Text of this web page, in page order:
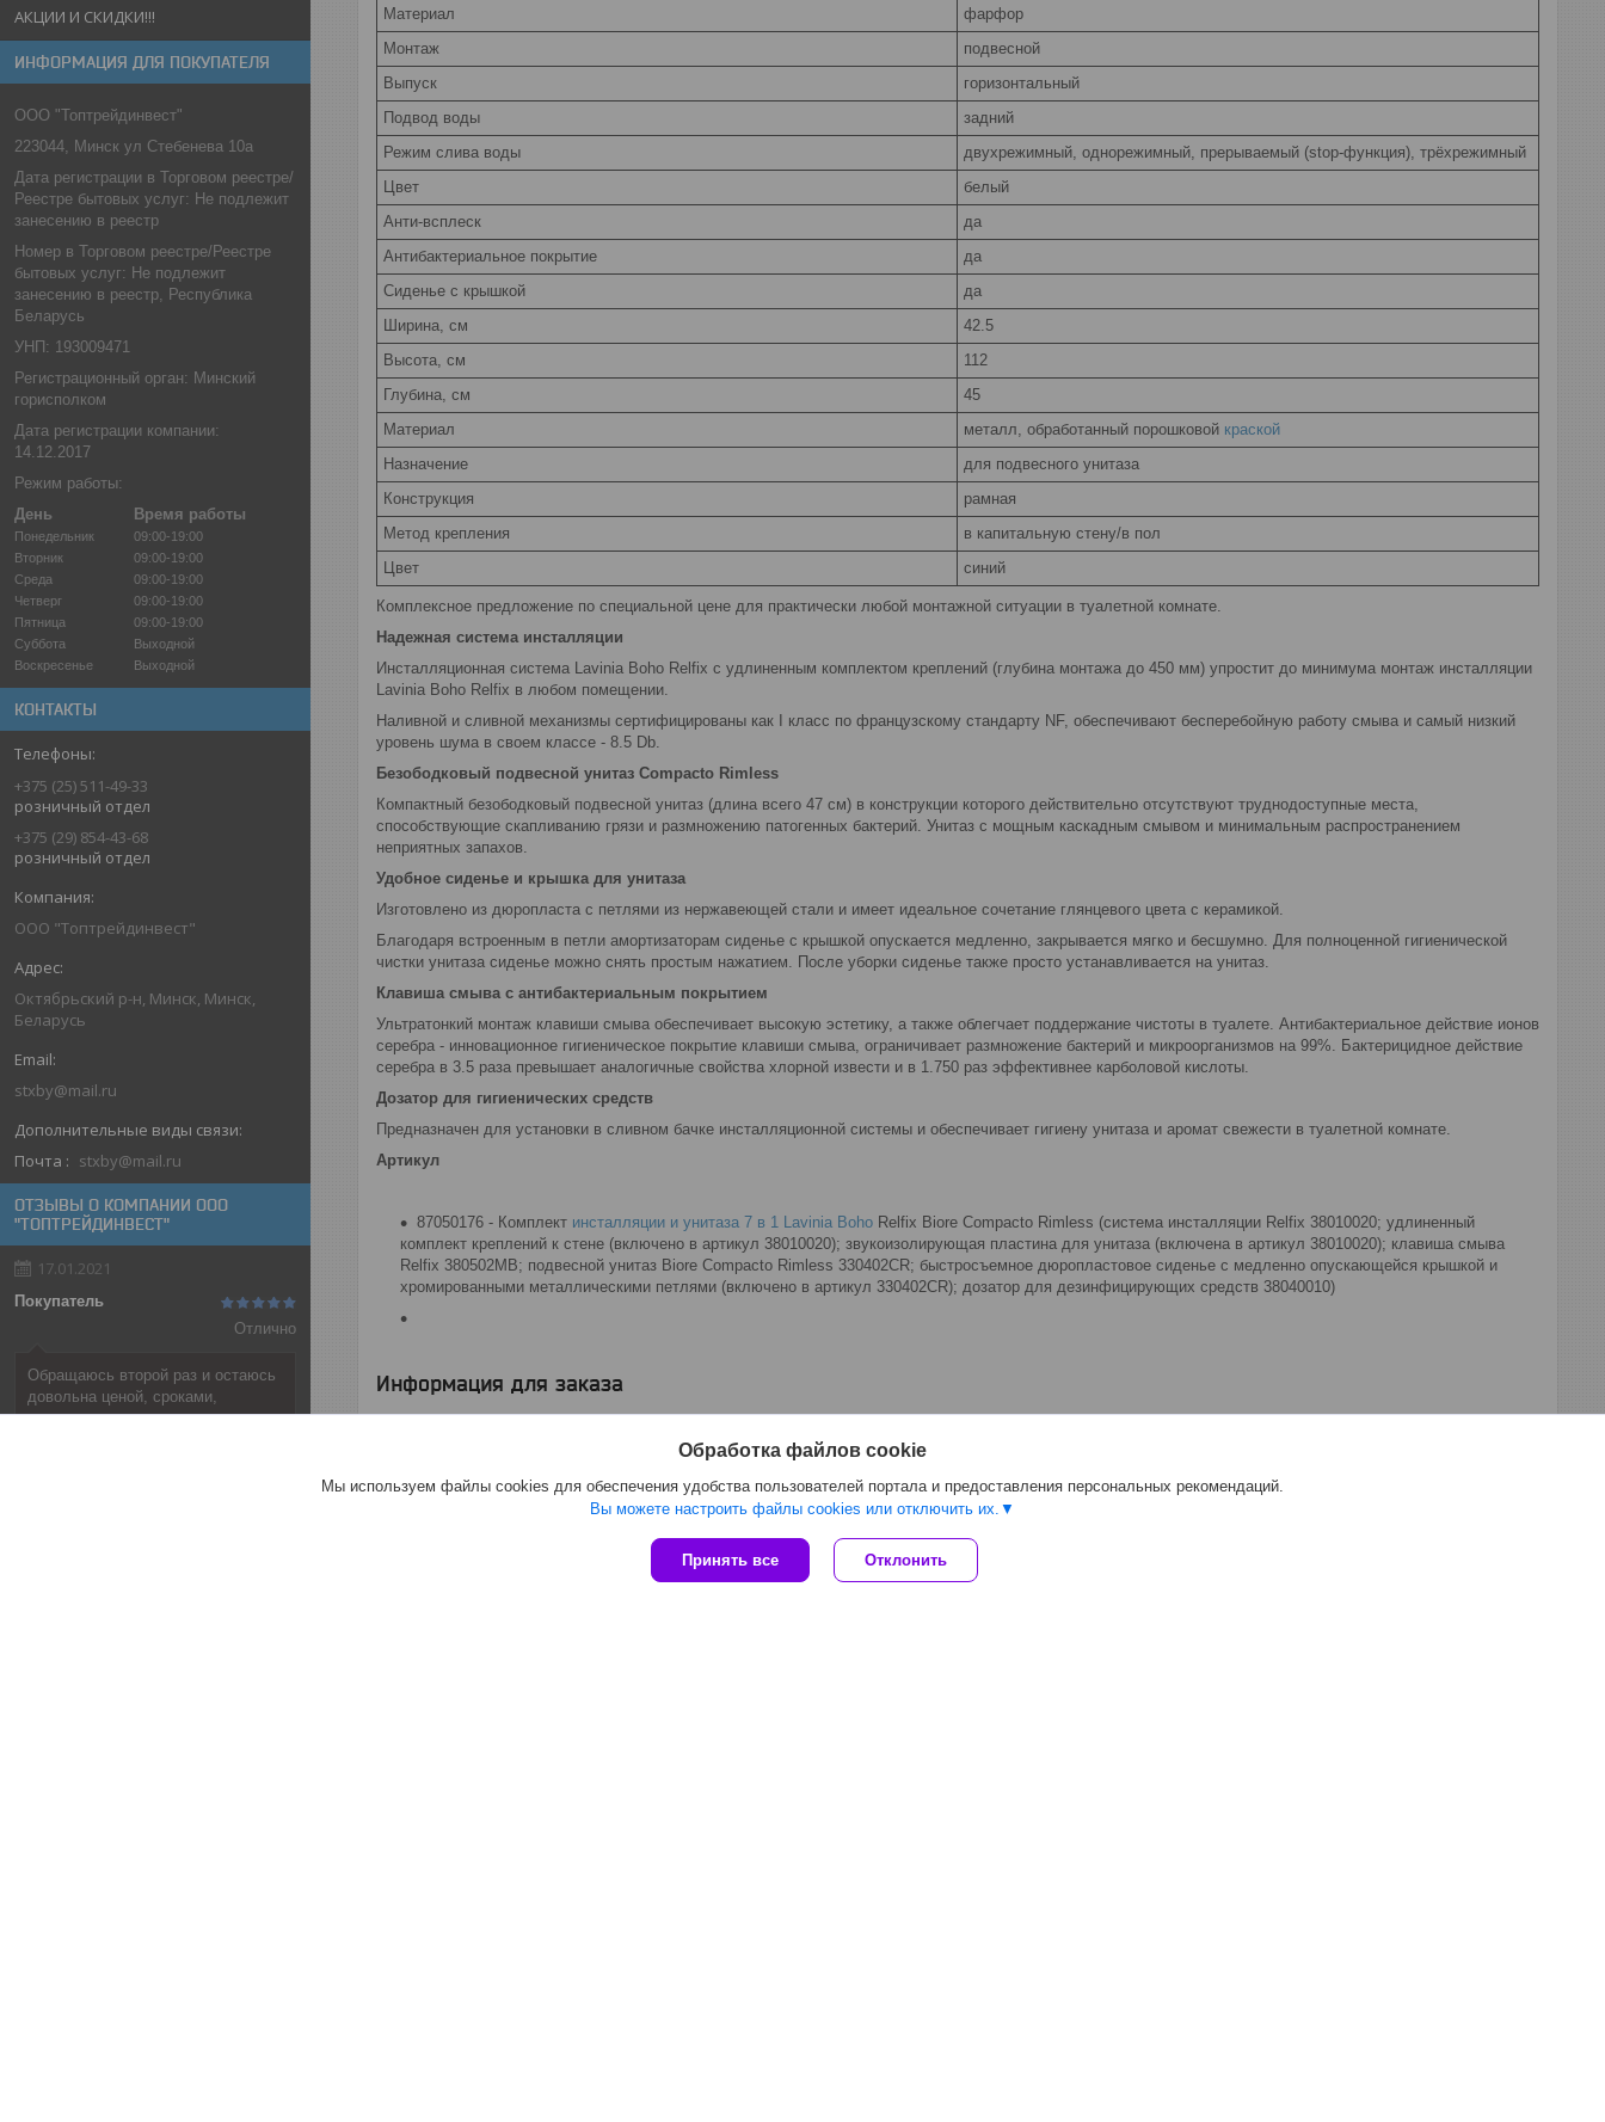
АКЦИИ И СКИДКИ!!!
ИНФОРМАЦИЯ ДЛЯ ПОКУПАТЕЛЯ
ООО "Топтрейдинвест"
223044, Минск ул Стебенева 10а
Дата регистрации в Торговом реестре/
Реестре бытовых услуг: Не подлежит
занесению в реестр
Номер в Торговом реестре/Реестре
бытовых услуг: Не подлежит
занесению в реестр, Республика
Беларусь
УНП: 193009471
Регистрационный орган: Минский
горисполком
Дата регистрации компании:
14.12.2017
Режим работы:
День
Время работы
Понедельник
09:00-19:00
Вторник
09:00-19:00
Среда
09:00-19:00
Четверг
09:00-19:00
Пятница
09:00-19:00
Суббота
Выходной
Воскресенье
Выходной
КОНТАКТЫ
+375 (25) 511-49-33
розничный отдел
+375 (29) 854-43-68
розничный отдел
ООО "Топтрейдинвест"
Октябрьский р-н, Минск, Минск,
Беларусь
stxby@mail.ru
Почта stxby@mail.ru
ОТЗЫВЫ О КОМПАНИИ ООО
"ТОПТРЕЙДИНВЕСТ"
17.01.2021
Покупатель
Отлично
Обращаюсь второй раз и остаюсь
довольна ценой, сроками,
порядочностью.
Материал
фарфор
Монтаж
подвесной
Выпуск
горизонтальный
Подвод воды
задний
Режим слива воды
двухрежимный, однорежимный, прерываемый (stop-функция), трёхрежимный
Цвет
белый
Анти-всплеск
да
Антибактериальное покрытие
да
Сиденье c крышкой
да
Ширина, см
42.5
Высота, см
112
Глубина, см
45
Материал
металл, обработанный порошковой краской
Назначение
для подвесного унитаза
Конструкция
рамная
Метод крепления
в капитальную стену/в пол
Цвет
синий
Комплексное предложение по специальной цене для практически любой монтажной ситуации в туалетной комнате.
Надежная система инсталляции
Инсталляционная система Lavinia Boho Relfix c удлиненным комплектом креплений (глубина монтажа до 450 мм) упростит до минимума монтаж инсталляции
Lavinia Boho Relfix в любом помещении.
Наливной и сливной механизмы сертифицированы как I класс по французскому стандарту NF, обеспечивают бесперебойную работу смыва и самый низкий
уровень шума в своем классе - 8.5 Db.
Безободковый подвесной унитаз Compacto Rimless
Компактный безободковый подвесной унитаз (длина всего 47 см) в конструкции которого действительно отсутствуют труднодоступные места,
способствующие скапливанию грязи и размножению патогенных бактерий. Унитаз с мощным каскадным смывом и минимальным распространением
неприятных запахов.
Удобное сиденье и крышка для унитаза
Изготовлено из дюропласта с петлями из нержавеющей стали и имеет идеальное сочетание глянцевого цвета с керамикой.
Благодаря встроенным в петли амортизаторам сиденье с крышкой опускается медленно, закрывается мягко и бесшумно. Для полноценной гигиенической
чистки унитаза сиденье можно снять простым нажатием. После уборки сиденье также просто устанавливается на унитаз.
Клавиша смыва с антибактериальным покрытием
Ультратонкий монтаж клавиши смыва обеспечивает высокую эстетику, а также облегчает поддержание чистоты в туалете. Антибактериальное действие ионов
серебра - инновационное гигиеническое покрытие клавиши смыва, ограничивает размножение бактерий и микроорганизмов на 99%. Бактерицидное действие
серебра в 3.5 раза превышает аналогичные свойства хлорной извести и в 1.750 раз эффективнее карболовой кислоты.
Дозатор для гигиенических средств
Предназначен для установки в сливном бачке инсталляционной системы и обеспечивает гигиену унитаза и аромат свежести в туалетной комнате.
Артикул
87050176 - Комплект инсталляции и унитаза 7 в 1 Lavinia Boho Relfix Biore Compacto Rimless (система инсталляции Relfix 38010020; удлиненный
комплект креплений к стене (включено в артикул 38010020); звукоизолирующая пластина для унитаза (включена в артикул 38010020); клавиша смыва
Relfix 380502MB; подвесной унитаз Biore Compacto Rimless 330402CR; быстросъемное дюропластовое сиденье с медленно опускающейся крышкой и
хромированными металлическими петлями (включено в артикул 330402CR); дозатор для дезинфицирующих средств 38040010)
Информация для заказа
Обработка файлов cookie
Мы используем файлы cookies для обеспечения удобства пользователей портала и предоставления персональных рекомендаций.
Вы можете настроить файлы cookies или отключить их.
Принять все Отклонить